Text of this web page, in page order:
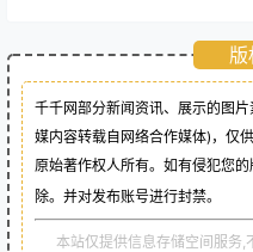
版
千千网部分新闻资讯、展示的图
媒内容转载自网络合作媒体)，仅
原始著作权人所有。如有侵犯您
除。并对发布账号进行封禁。
本站仅提供信息存储空间服务,